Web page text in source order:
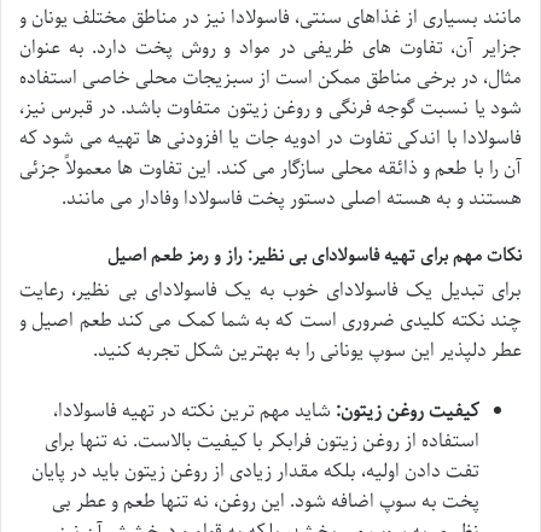
مانند بسیاری از غذاهای سنتی، فاسولادا نیز در مناطق مختلف یونان و
جزایر آن، تفاوت های ظریفی در مواد و روش پخت دارد. به عنوان
مثال، در برخی مناطق ممکن است از سبزیجات محلی خاصی استفاده
شود یا نسبت گوجه فرنگی و روغن زیتون متفاوت باشد. در قبرس نیز،
فاسولادا با اندکی تفاوت در ادویه جات یا افزودنی ها تهیه می شود که
آن را با طعم و ذائقه محلی سازگار می کند. این تفاوت ها معمولاً جزئی
هستند و به هسته اصلی دستور پخت فاسولادا وفادار می مانند.
نکات مهم برای تهیه فاسولادای بی نظیر: راز و رمز طعم اصیل
برای تبدیل یک فاسولادای خوب به یک فاسولادای بی نظیر، رعایت
چند نکته کلیدی ضروری است که به شما کمک می کند طعم اصیل و
عطر دلپذیر این سوپ یونانی را به بهترین شکل تجربه کنید.
کیفیت روغن زیتون: شاید مهم ترین نکته در تهیه فاسولادا،
استفاده از روغن زیتون فرابکر با کیفیت بالاست. نه تنها برای
تفت دادن اولیه، بلکه مقدار زیادی از روغن زیتون باید در پایان
پخت به سوپ اضافه شود. این روغن، نه تنها طعم و عطر بی